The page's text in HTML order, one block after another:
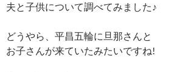
夫と子供について調べてみました♪
どうやら、平昌五輪に旦那さんと
お子さんが来ていたみたいですね!